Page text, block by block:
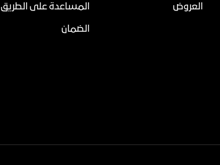
العروض
المساعدة على الطريق
الضمان